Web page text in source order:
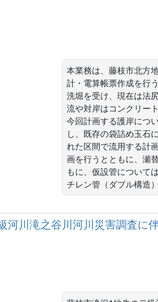
本業務は、藤枝市北方
計・電算帳票作成を行
洗堀を受け、現在は法
流や対岸はコンクリー
今回計画する護岸につ
し、既存の袋詰め玉石
れた区間で流用する計
画を行うとともに、瀬
もに、仮設管について
チレン管（ダブル構造
川滝之谷川河川災害調査に